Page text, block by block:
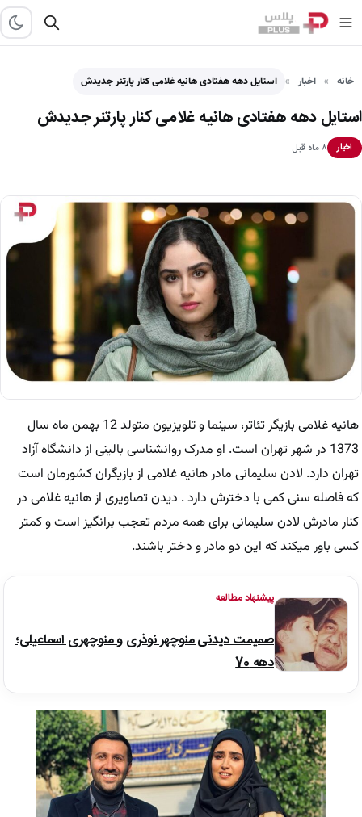
خانه اخبار استایل دهه هفتادی هانیه غلامی کنار پارتنر جدیدش
استایل دهه هفتادی هانیه غلامی کنار پارتنر جدیدش
اخبار ۸ ماه قبل
هانیه غلامی بازیگر تئاتر، سینما و تلویزیون متولد 12 بهمن ماه سال
1373 در شهر تهران است. او مدرک روانشناسی بالینی از دانشگاه آزاد
تهران دارد. لادن سلیمانی مادر هانیه غلامی از بازیگران کشورمان است
که فاصله سنی کمی با دخترش دارد . دیدن تصاویری از هانیه غلامی در
کنار مادرش لادن سلیمانی برای همه مردم تعجب برانگیز است و کمتر
کسی باور میکند که این دو مادر و دختر باشند.
پیشنهاد مطالعه
صمیمت دیدنی منوچهر نوذری و منوچهری اسماعیلی؛
دهه 70